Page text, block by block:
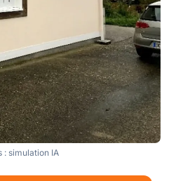
: simulation IA